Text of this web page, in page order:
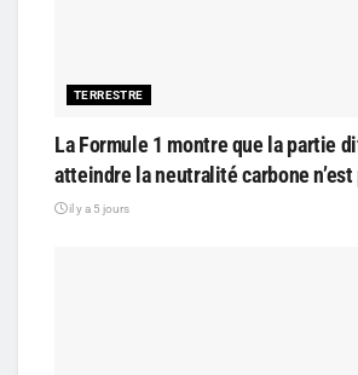
TERRESTRE
La Formule 1 montre que la partie
atteindre la neutralité carbone
il y a 5 jours